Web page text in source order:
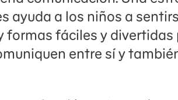
ayuda a los niños a
formas fáciles y divertidas
entre sí y